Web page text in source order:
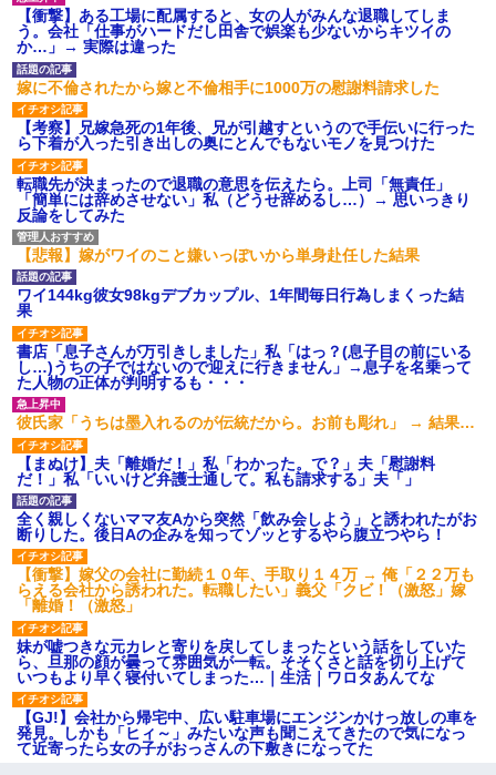
辛い物が苦手な彼女。「家の
カレーはどうしてるの？」と聞
いたら、冷めてしまう返事が...
旦那「一緒に夕飯を食べた
い」私「早く帰ってきてくれる
の？」旦那「そうじゃないん
だ」→続いた言葉に思わず絶句
して…
レースクイーンをしていた姉
が『ZARDの坂井』についてこう
言っていた
ハードオフに売っていた4万
4000円のフィギュアがヤバすぎ
るｗｗｗｗｗｗ「こんな高い
の？ｗｗ」「逆に超安い」
私「ちょっと、人の家の金庫
触らないでよ！」キチママ『そ
こに金庫があったから、開けて
みようとしただけ☆』義兄「泥
は出てけ！二度と来るな！」結
果・・・
私「初めて飲む味だけどなん
のお茶？」彼「ちっ！」私「」
【GIF】JSのカンチョーワロ
タ
後続車にクラクションを鳴ら
され彼氏が逆切れ。「何クラク
ション鳴らしてんだ！降りてこ
いよ！」と怒鳴りだし...
【衝撃】報酬100万円超の治験
募集がこちらｗｗｗｗｗ(※画像
あり)
【ネット騒然】惨殺されたタ
ワマン頂き女子のこの動画、す
げえええええｗｗｗｗｗｗｗｗ
ｗｗｗ
【愕然】白のクラウン俺氏、
高速道路左車線を制限速度で走
った結果wwwwwwwwwwww
百年の恋12-899 食べた量を
張り合ってくる
【悲報】佐藤輝明・・・２軍
でも盛大にやらかす←あまり悲
母「可哀想。孫ちゃんと一緒に
ＴＤＬに連れて行ってあげた
い」→Ａママに烈火の如くキレ
こども園から孫が怪我した迎
えにと連絡あり。石をどかして
たそうな
【悲報】『自認レイブンクロ
異常
【衝撃】嫁の言葉に確信！5年
主な税金の成り立ちを調べて
【衝撃】ある工場に配属すると、女の人がみんな退職してしま
う。会社「仕事がハードだし田舎で娯楽も少ないからキツイの
か…」→ 実際は違った
嫁に不倫されたから嫁と不倫相手に1000万の慰謝料請求した
【考察】兄嫁急死の1年後、兄が引越すというので手伝いに行った
ら下着が入った引き出しの奥にとんでもないモノを見つけた
転職先が決まったので退職の意思を伝えたら。上司「無責任」
「簡単には辞めさせない」私（どうせ辞めるし…）→ 思いっきり
反論をしてみた
【悲報】嫁がワイのこと嫌いっぽいから単身赴任した結果
ワイ144kg彼女98kgデブカップル、1年間毎日行為しまくった結
果
書店「息子さんが万引きしました」私「はっ？(息子目の前にいる
し…)うちの子ではないので迎えに行きません」→息子を名乗って
た人物の正体が判明するも・・・
彼氏家「うちは墨入れるのが伝統だから。お前も彫れ」 → 結果…
【まぬけ】夫「離婚だ！」私「わかった。で？」夫「慰謝料
だ！」私「いいけど弁護士通して。私も請求する」夫「」
全く親しくないママ友Aから突然「飲み会しよう」と誘われたがお
断りした。後日Aの企みを知ってゾッとするやら腹立つやら！
【衝撃】嫁父の会社に勤続１０年、手取り１４万 → 俺「２２万も
らえる会社から誘われた。転職したい」義父「クビ！（激怒」嫁
「離婚！（激怒」
妹が嘘つきな元カレと寄りを戻してしまったという話をしていた
ら、旦那の顔が曇って雰囲気が一転。そそくさと話を切り上げて
いつもより早く寝付いてしまった…｜生活｜ワロタあんてな
【GJ!】会社から帰宅中、広い駐車場にエンジンかけっ放しの車を
発見。しかも「ヒィ～」みたいな声も聞こえてきたので気になっ
て近寄ったら女の子がおっさんの下敷きになってた